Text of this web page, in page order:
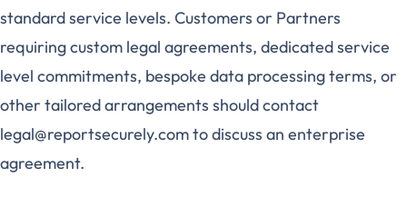
standard service levels. Customers or Partners
requiring custom legal agreements, dedicated service
level commitments, bespoke data processing terms, or
other tailored arrangements should contact
legal@reportsecurely.com to discuss an enterprise
agreement.